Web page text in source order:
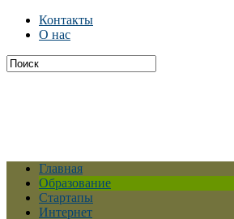
Контакты
О нас
Главная
Образование
Стартапы
Интернет